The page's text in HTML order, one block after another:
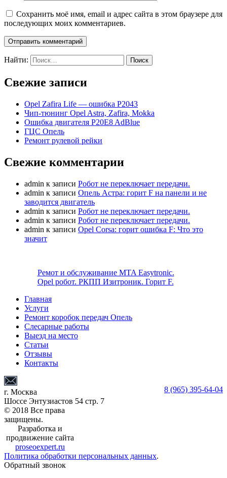
Сохранить моё имя, email и адрес сайта в этом браузере для
последующих моих комментариев.
Найти:
Свежие записи
Opel Zafira Life — ошибка P2043
Чип-тюнинг Opel Astra, Zafira, Mokka
Ошибка двигателя P20E8 AdBlue
ГЦС Опель
Ремонт рулевой рейки
Свежие комментарии
admin к записи Робот не переключает передачи.
admin к записи Опель Астра: горит F на панели и не
заводится двигатель
admin к записи Робот не переключает передачи.
admin к записи Робот не переключает передачи.
admin к записи Opel Corsa: горит ошибка F: Что это
значит
Ремот и обслуживание MTA Easytronic.
Opel робот. РКПП Изитроник. Горит F.
Главная
Услуги
Ремонт коробок передач Опель
Слесарные работы
Выезд на место
Статьи
Отзывы
Контакты
8 (965) 395-64-04
г. Москва
Шоссе Энтузиастов 54 стр. 7
© 2018 Все права
защищены.
Разработка и
продвижение сайта
proseoexpert.ru
Политика обработки персональных данных.
Обратный звонок